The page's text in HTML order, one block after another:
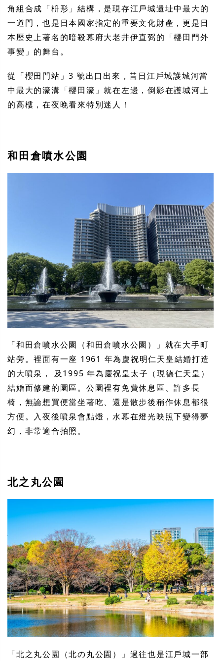
角組合成「枡形」結構，是現存江戶城遺址中最大的
一道門，也是日本國家指定的重要文化財產，更是日
本歷史上著名的暗殺幕府大老井伊直弼的「櫻田門外
事變」的舞台。
從「櫻田門站」3 號出口出來，昔日江戶城護城河當
中最大的濠溝「櫻田濠」就在左邊，倒影在護城河上
的高樓，在夜晚看來特別迷人！
和田倉噴水公園
「和田倉噴水公園（和田倉噴水公園）」就在大手町
站旁。裡面有一座 1961 年為慶祝明仁天皇結婚打造
的大噴泉， 及1995 年為慶祝皇太子（現德仁天皇）
結婚而修建的園區。公園裡有免費休息區、許多長
椅，無論想買便當坐著吃、還是散步後稍作休息都很
方便。入夜後噴泉會點燈，水幕在燈光映照下變得夢
幻，非常適合拍照。
北之丸公園
「北之丸公園（北の丸公園）」過往也是江戶城一部